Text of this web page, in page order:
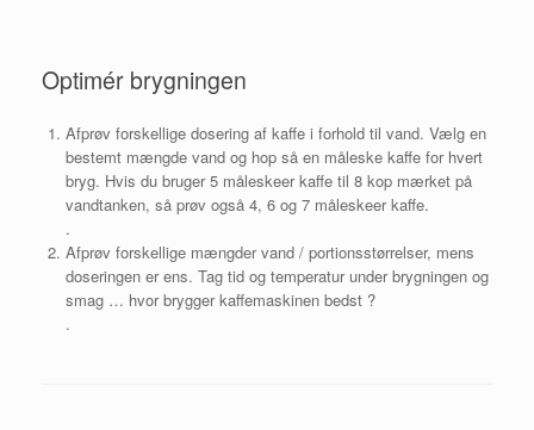
Optimér brygningen
Afprøv forskellige dosering af kaffe i forhold til vand. Vælg en
bestemt mængde vand og hop så en måleske kaffe for hvert
bryg. Hvis du bruger 5 måleskeer kaffe til 8 kop mærket på
vandtanken, så prøv også 4, 6 og 7 måleskeer kaffe.
.
Afprøv forskellige mængder vand / portionsstørrelser, mens
doseringen er ens. Tag tid og temperatur under brygningen og
smag … hvor brygger kaffemaskinen bedst ?
.